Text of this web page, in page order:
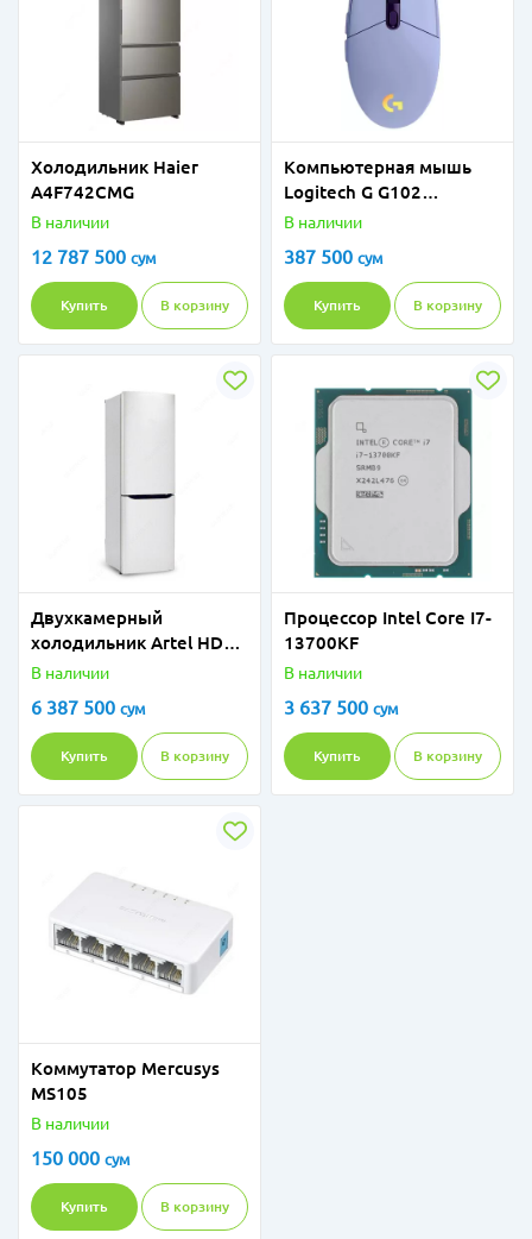
Холодильник Haier
A4F742CMG
В наличии
12 787 500 сум
Купить В корзину
Компьютерная мышь
Logitech G G102
Lightsync LILAC - USB
В наличии
387 500 сум
Купить В корзину
Двухкамерный
холодильник Artel HD
455RWENS-WH
В наличии
6 387 500 сум
Купить В корзину
Процессор Intel Core I7-
13700KF
В наличии
3 637 500 сум
Купить В корзину
Коммутатор Mercusys
MS105
В наличии
150 000 сум
Купить В корзину